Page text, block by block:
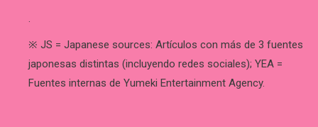
.
※ JS = Japanese sources: Artículos con más de 3 fuentes
japonesas distintas (incluyendo redes sociales); YEA =
Fuentes internas de Yumeki Entertainment Agency.